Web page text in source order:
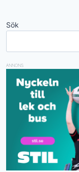
Sök
ANNONS